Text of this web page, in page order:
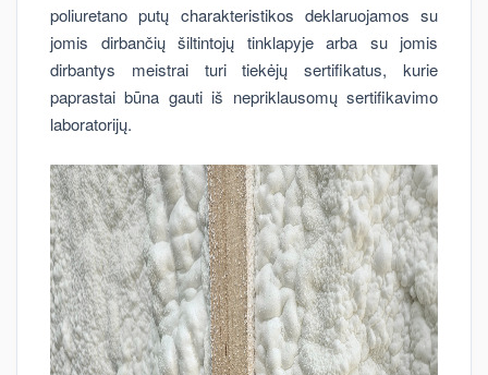
poliuretano putų charakteristikos deklaruojamos su
jomis dirbančių šiltintojų tinklapyje arba su jomis
dirbantys meistrai turi tiekėjų sertifikatus, kurie
paprastai būna gauti iš nepriklausomų sertifikavimo
laboratorijų.